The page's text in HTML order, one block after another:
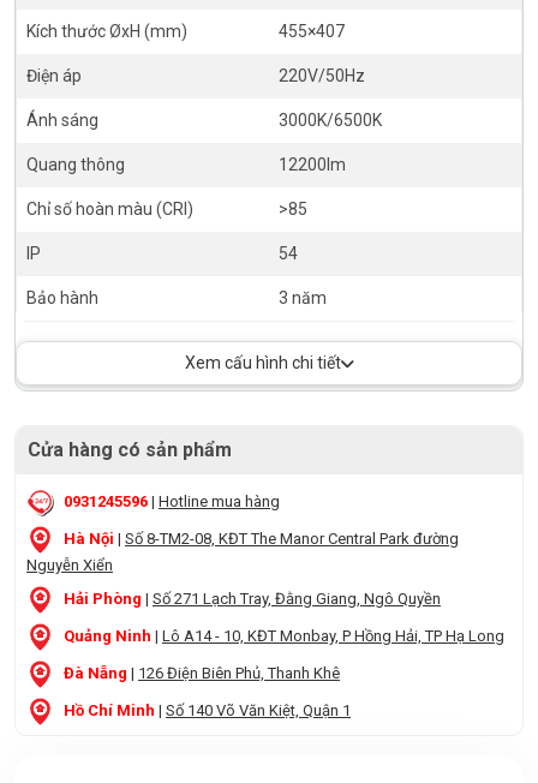
Kích thước ØxH (mm) 455×407
Điện áp 220V/50Hz
Ánh sáng 3000K/6500K
Quang thông 12200lm
Chỉ số hoàn màu (CRI) >85
IP 54
Bảo hành 3 năm
Xem cấu hình chi tiết
Cửa hàng có sản phẩm
0931245596 | Hotline mua hàng
Hà Nội | Số 8-TM2-08, KĐT The Manor Central Park đường
Nguyễn Xiển
Hải Phòng | Số 271 Lạch Tray, Đằng Giang, Ngô Quyền
Quảng Ninh | Lô A14 - 10, KĐT Monbay, P Hồng Hải, TP Hạ Long
Đà Nẵng | 126 Điện Biên Phủ, Thanh Khê
Hồ Chí Minh | Số 140 Võ Văn Kiệt, Quận 1